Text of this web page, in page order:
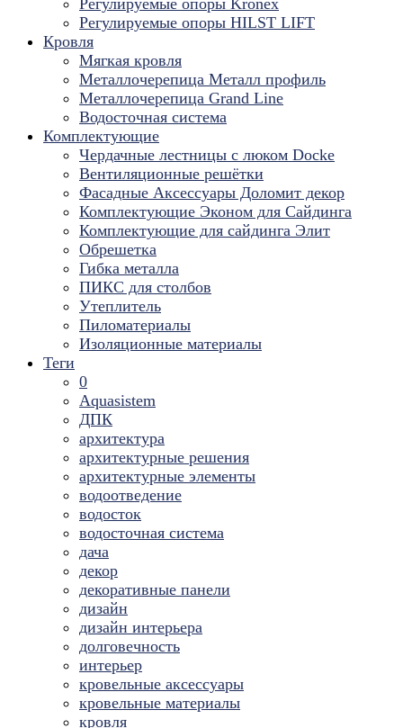
Регулируемые опоры Kronex
Регулируемые опоры HILST LIFT
Кровля
Мягкая кровля
Металлочерепица Металл профиль
Металлочерепица Grand Line
Водосточная система
Комплектующие
Чердачные лестницы с люком Docke
Вентиляционные решётки
Фасадные Аксессуары Доломит декор
Комплектующие Эконом для Сайдинга
Комплектующие для cайдинга Элит
Обрешетка
Гибка металла
ПИКС для столбов
Утеплитель
Пиломатериалы
Изоляционные материалы
Теги
0
Aquasistem
ДПК
архитектура
архитектурные решения
архитектурные элементы
водоотведение
водосток
водосточная система
дача
декор
декоративные панели
дизайн
дизайн интерьера
долговечность
интерьер
кровельные аксессуары
кровельные материалы
кровля